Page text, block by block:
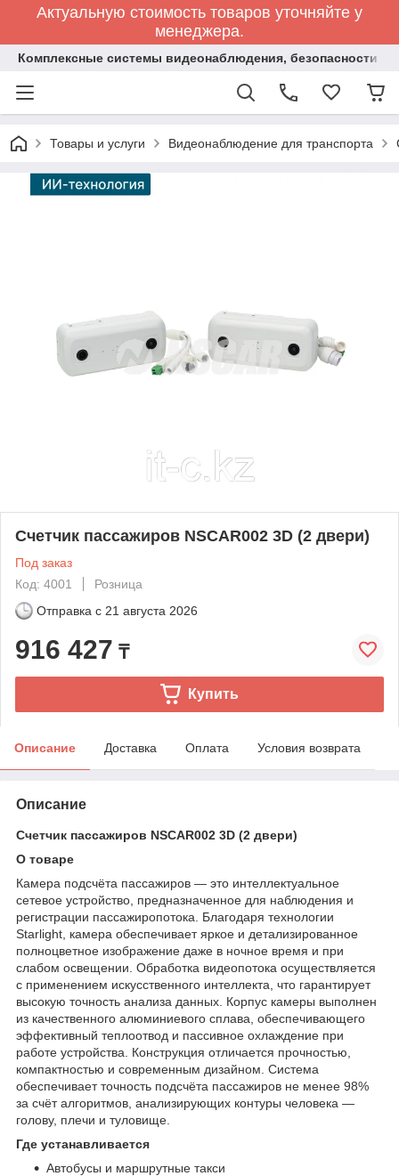
Актуальную стоимость товаров уточняйте у
менеджера.
Комплексные системы видеонаблюдения, безопасности и
Товары и услуги Видеонаблюдение для транспорта
Счетчик пассажиров NSCAR002 3D (2 двери)
Под заказ
Код: 4001
Розница
Отправка с 21 августа 2026
916 427 ₸
Купить
Описание Доставка Оплата Условия возврата
Описание
Счетчик пассажиров NSCAR002 3D (2 двери)
О товаре
Камера подсчёта пассажиров — это интеллектуальное
сетевое устройство, предназначенное для наблюдения и
регистрации пассажиропотока. Благодаря технологии
Starlight, камера обеспечивает яркое и детализированное
полноцветное изображение даже в ночное время и при
слабом освещении. Обработка видеопотока осуществляется
с применением искусственного интеллекта, что гарантирует
высокую точность анализа данных. Корпус камеры выполнен
из качественного алюминиевого сплава, обеспечивающего
эффективный теплоотвод и пассивное охлаждение при
работе устройства. Конструкция отличается прочностью,
компактностью и современным дизайном. Система
обеспечивает точность подсчёта пассажиров не менее 98%
за счёт алгоритмов, анализирующих контуры человека —
голову, плечи и туловище.
Где устанавливается
Автобусы и маршрутные такси